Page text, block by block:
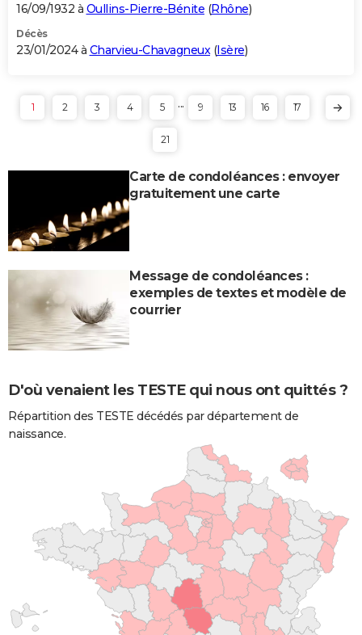
16/09/1932 à Oullins-Pierre-Bénite (Rhône)
Décès
23/01/2024 à Charvieu-Chavagneux (Isère)
1 2 3 4 5 ... 9 13 16 17
21
Carte de condoléances : envoyer
gratuitement une carte
Message de condoléances :
exemples de textes et modèle de
courrier
D'où venaient les TESTE qui nous ont quittés ?
Répartition des TESTE décédés par département de
naissance.